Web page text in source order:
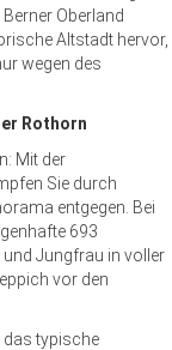
Oberland
Altstadt hervor,
wegen des
Rothorn
Mit der
Sie durch
entgegen. Bei
693
und Jungfrau in voller
vor den
das typische